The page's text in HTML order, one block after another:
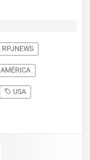
RPJNEWS
AMÉRICA
USA